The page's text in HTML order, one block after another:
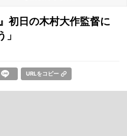
初日の木村大作監督に
URLをコピー